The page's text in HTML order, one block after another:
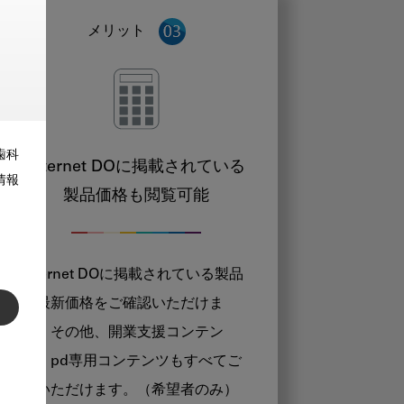
科
報
メリット
Internet DOに掲載されている
製品価格も閲覧可能
Internet DOに掲載されている製品
の最新価格をご確認いただけま
す。その他、開業支援コンテン
ツ、pd専用コンテンツもすべてご
覧いただけます。（希望者のみ）